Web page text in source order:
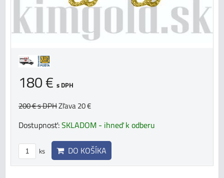
180 € s DPH
200 €s DPHZľava 20 €
Dostupnosť:SKLADOM - ihneď k odberu
ks DO KOŠÍKA